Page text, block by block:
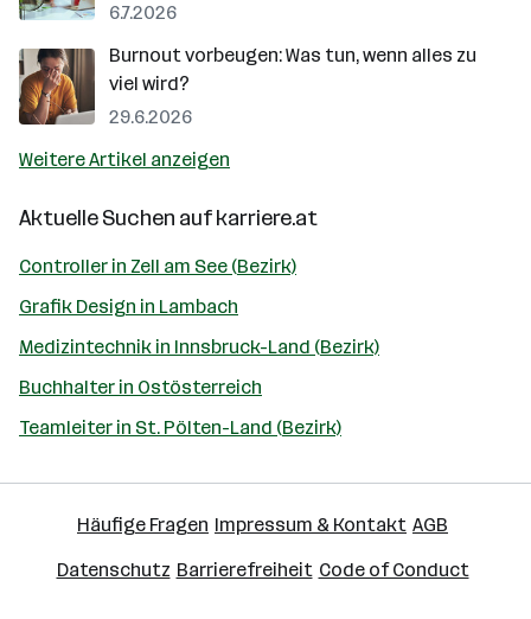
6.7.2026
Burnout vorbeugen: Was tun, wenn alles zu
viel wird?
29.6.2026
Weitere Artikel anzeigen
Aktuelle Suchen aufkarriere.at
Controller in Zell am See (Bezirk)
Grafik Design in Lambach
Medizintechnik in Innsbruck-Land (Bezirk)
Buchhalter in Ostösterreich
Teamleiter in St. Pölten-Land (Bezirk)
Häufige Fragen Impressum & Kontakt AGB
Datenschutz Barrierefreiheit Code of Conduct